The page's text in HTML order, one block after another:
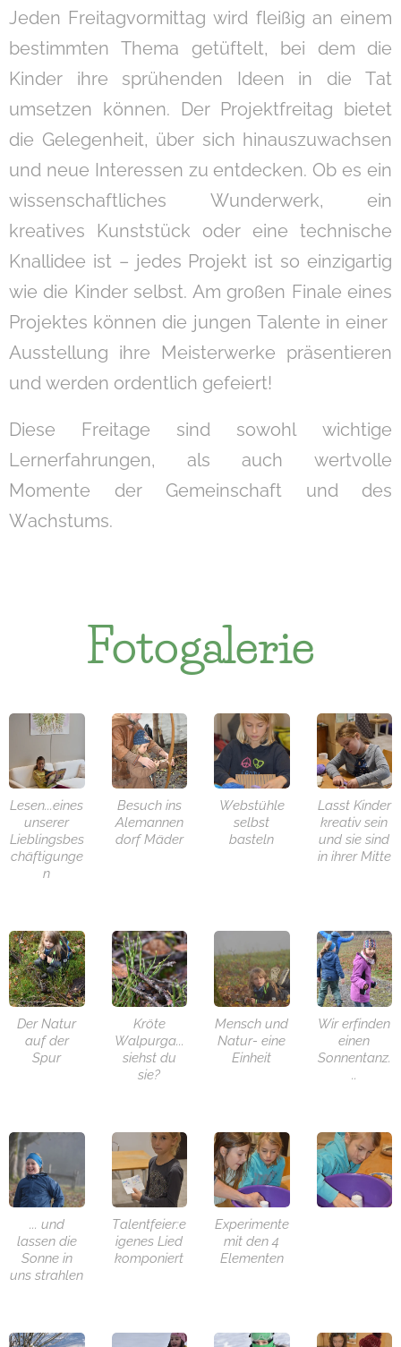
Jeden Freitagvormittag wird fleißig an einem
bestimmten Thema getüftelt, bei dem die
Kinder ihre sprühenden Ideen in die Tat
umsetzen können. Der Projektfreitag bietet
die Gelegenheit, über sich hinauszuwachsen
und neue Interessen zu entdecken. Ob es ein
wissenschaftliches Wunderwerk, ein
kreatives Kunststück oder eine technische
Knallidee ist – jedes Projekt ist so einzigartig
wie die Kinder selbst. Am großen Finale eines
Projektes können die jungen Talente in einer
Ausstellung ihre Meisterwerke präsentieren
und werden ordentlich gefeiert!
Diese Freitage sind sowohl wichtige
Lernerfahrungen, als auch wertvolle
Momente der Gemeinschaft und des
Wachstums.
Fotogalerie
Lesen...eines
unserer
Lieblingsbes
chäftigunge
n
Besuch ins
Alemannen
dorf Mäder
Webstühle
selbst
basteln
Lasst Kinder
kreativ sein
und sie sind
in ihrer Mitte
Der Natur
auf der
Spur
Kröte
Walpurga...
siehst du
sie?
Mensch und
Natur- eine
Einheit
Wir erfinden
einen
Sonnentanz.
..
... und
lassen die
Sonne in
uns strahlen
Talentfeier:e
igenes Lied
komponiert
Experimente
mit den 4
Elementen